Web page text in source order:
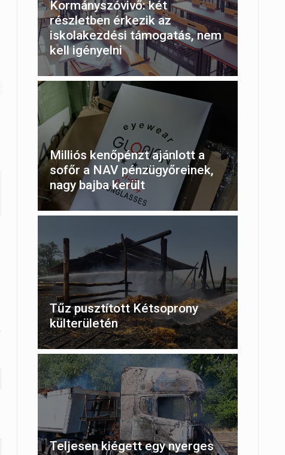
Kormányszóvivő: két
részletben érkezik az
iskolakezdési támogatás, nem
kell igényelni
Milliós kenőpénzt ajánlott a
sofőr a NAV pénzügyőreinek,
nagy bajba került
Tűz pusztított Kétsoprony
külterületén
Teljesen kiégett egy nyerges